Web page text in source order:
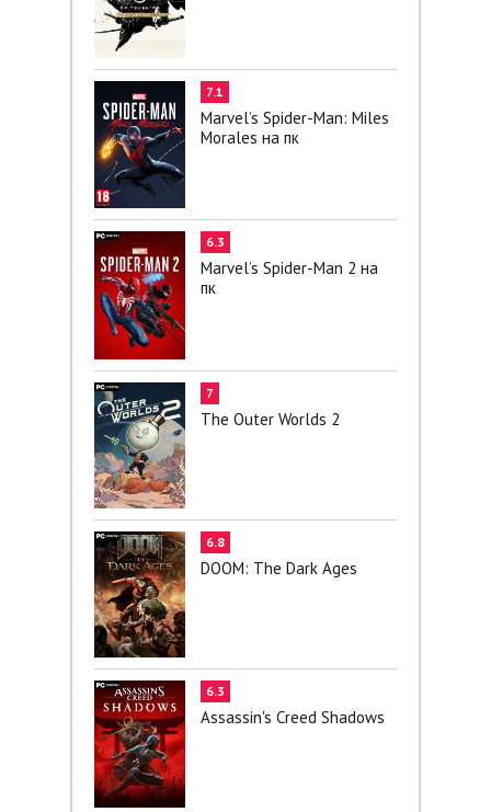
7.1
Marvel’s Spider-Man: Miles
Morales на пк
6.3
Marvel’s Spider-Man 2 на
пк
7
The Outer Worlds 2
6.8
DOOM: The Dark Ages
6.3
Assassin's Creed Shadows